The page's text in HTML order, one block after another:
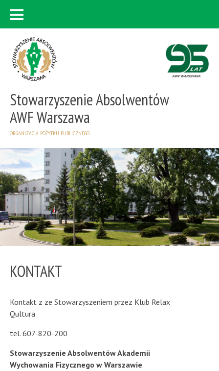
Stowarzyszenie Absolwentów
AWF Warszawa
ORGANIZACJA POŻYTKU PUBLICZNEGO
KONTAKT
Kontakt z ze Stowarzyszeniem przez Klub Relax
Qultura
tel. 607-820-200
Stowarzyszenie AbsolwentówAkademii
Wychowania Fizycznego w Warszawie